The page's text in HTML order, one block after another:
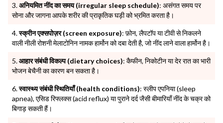
अनियमित नींद का समय (irregular sleep schedule): असंगत समय पर
सोना और जागना आपके शरीर की प्राकृतिक घड़ी को भ्रमित करता है।
स्क्रीन एक्सपोज़र (screen exposure): फ़ोन, लैपटॉप या टीवी से निकलने
वाली नीली रोशनी मेलाटोनिन नामक हार्मोन को दबा देती है, जो नींद लाने वाला हार्मोन है।
आहार संबंधी विकल्प (dietary choices): कैफीन, निकोटीन या देर रात का भारी
भोजन बेचैनी का कारण बन सकता है।
स्वास्थ्य संबंधी स्थितियाँ (health conditions): स्लीप एपनिया (sleep
apnea), एसिड रिफ्लक्स (acid reflux) या पुराने दर्द जैसी बीमारियाँ नींद के चक्र को
बिगाड़ सकती हैं।